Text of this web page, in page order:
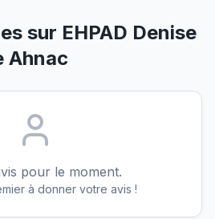
sur EHPAD Denise
Ahnac
pour le moment.
à donner votre avis !